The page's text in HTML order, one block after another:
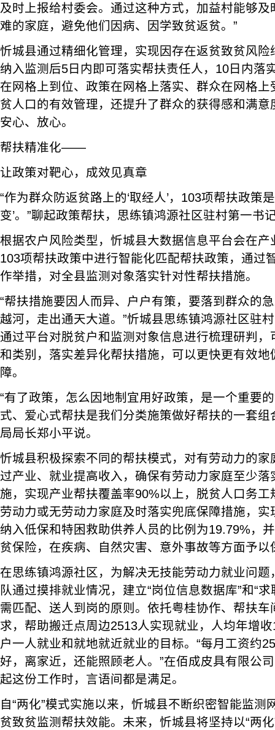
及时上报给村委会。通过这种方式，加益村能够
难的家庭，避免他们因病、因学致贫返贫。”
忻城县通过精细化管理，实现因存在返贫致贫风
纳入监测后5日内即可落实帮扶责任人，10日内落
在网格上到位、政策在网格上落实、群众在网格上
贫人口的有效管理，还提升了群众的获得感和满
安心、放心。
帮扶精准化——
让政策对靶心，成效见真章
“作为群众防返贫路上的‘取经人’，103项帮扶政策
变’。”聊起政策帮扶，思练镇鸿源社区驻村第一书
根据农户风险类型，忻城县大数据信息平台会在
103项帮扶政策中进行智能化匹配帮扶政策，通过
作举措，对全县监测对象落实针对性帮扶措施。
“帮扶措施要因人而异、户户有策，要落到群众的
越河，走出通天大道。”忻城县思练镇鸿源社区驻
通过平台对脱贫户和监测对象信息进行梳理研判
和类别，落实差异化帮扶措施，可以更快更有效
障。
“有了政策，怎么因地制宜用好政策，是一个重要
式、爱心式帮扶是我们分类施策做好帮扶的一套组
局局长郑小平说。
忻城县积极探索不同的帮扶模式，对有劳动力的
过产业、就业提高收入，确保有劳动力家庭至少
施，实现产业帮扶覆盖率90%以上，脱贫人口务
劳动力或无劳动力家庭及时落实兜底保障措施，
纳入低保和特困救助供养人员的比例为19.79%，
贫保险，在疾病、自然灾害、意外事故等方面予以
在思练镇鸿源社区，为解决无技能劳动力就业问
队通过摸排就业情况，建立“岗位信息数据库”和“
需匹配、送人到岗的原则。依托粤桂协作、帮扶
求，帮助搬迁点周边2513人实现就业，人均年增
户一人就业和就地就近就业的目标。“每月工资约
好，离家近，还能照顾老人。”在佰成皮具有限公
起这份工作时，言语间都是满足。
自“两化”模式实施以来，忻城县不断织密智能监测
贫致贫监测帮扶效能。未来，忻城县将坚持以“两